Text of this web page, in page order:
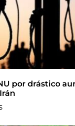
por drástico